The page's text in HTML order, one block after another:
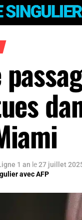
1 an le27 juillet
avec AFP